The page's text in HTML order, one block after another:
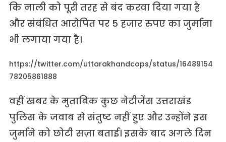
कि नाली को पूरी तरह से बंद करवा दिया गया है
और संबंधित आरोपित पर 5 हजार रुपए का जुर्माना
भी लगाया गया है।
https://twitter.com/uttarakhandcops/status/16489154
78205861888
वहीं खबर के मुताबिक कुछ नेटीजेंस उत्तराखंड
पुलिस के जवाब से संतुष्ट नहीं हुए और उन्होंने इस
जुर्माने को छोटी सज़ा बताई। इसके बाद अगले दिन